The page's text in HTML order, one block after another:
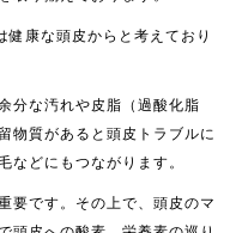
康な頭皮からと考えており
分な汚れや皮脂（過酸化脂
物質があると頭皮トラブルに
どにもつながります。
要です。その上で、頭皮のマ